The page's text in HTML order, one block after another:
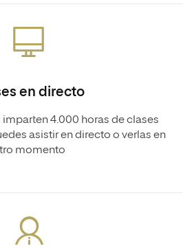
en directo
4.000 horas de clases
asistir en directo o verlas en
momento